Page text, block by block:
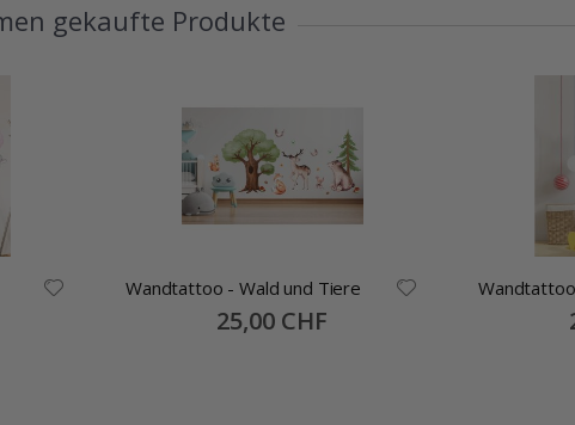
gekaufte Produkte
Wandtattoo - Wald und Tiere
Special
Price
25,00 CHF